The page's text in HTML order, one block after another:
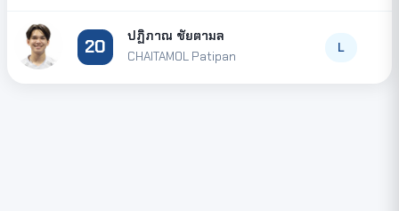
20 ปฏิภาณ ชัยตามล
CHAITAMOL Patipan
L